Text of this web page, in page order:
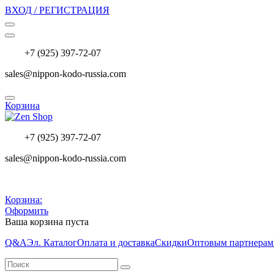
ВХОД / РЕГИСТРАЦИЯ
+7 (925) 397-72-07
sales@nippon-kodo-russia.com
Корзина
+7 (925) 397-72-07
sales@nippon-kodo-russia.com
Корзина:
Оформить
Ваша корзина пуста
Q&AЭл. КаталогОплата и доставкаСкидкиОптовым партнерам